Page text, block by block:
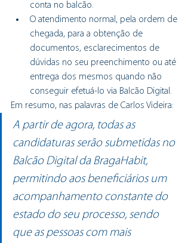
conta no balcão.
O atendimento normal, pela ordem de
chegada, para a obtenção de
documentos, esclarecimentos de
dúvidas no seu preenchimento ou até
entrega dos mesmos quando não
conseguir efetuá-lo via Balcão Digital.
Em resumo, nas palavras de Carlos Videira:
A partir de agora, todas as
candidaturas serão submetidas no
Balcão Digital da BragaHabit,
permitindo aos beneficiários um
acompanhamento constante do
estado do seu processo, sendo
que as pessoas com mais